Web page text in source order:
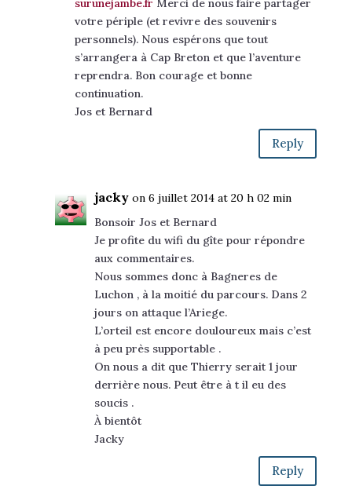
surunejambe.fr Merci de nous faire partager
votre périple (et revivre des souvenirs
personnels). Nous espérons que tout
s’arrangera à Cap Breton et que l’aventure
reprendra. Bon courage et bonne
continuation.
Jos et Bernard
Reply
jacky on 6 juillet 2014 at 20 h 02 min
Bonsoir Jos et Bernard
Je profite du wifi du gîte pour répondre
aux commentaires.
Nous sommes donc à Bagneres de
Luchon , à la moitié du parcours. Dans 2
jours on attaque l’Ariege.
L’orteil est encore douloureux mais c’est
à peu près supportable .
On nous a dit que Thierry serait 1 jour
derrière nous. Peut être à t il eu des
soucis .
À bientôt
Jacky
Reply